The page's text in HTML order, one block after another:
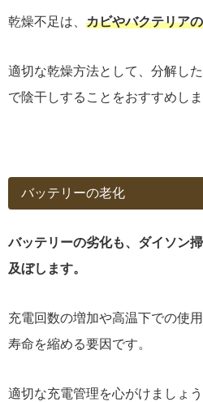
乾燥不足は、 カビやバクテリア
適切な乾燥方法として、分解し
で陰干しすることをおすすめしま
バッテリーの老化
バッテリーの劣化も、ダイソン
及ぼします。
充電回数の増加や高温下での使
寿命を縮める要因です。
適切な充電管理を心がけましょう